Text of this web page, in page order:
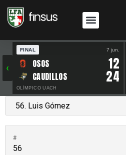
‹
FINAL 7 jun.
OSOS 12
CAUDILLOS 24
OLÍMPICO UACH
#
56